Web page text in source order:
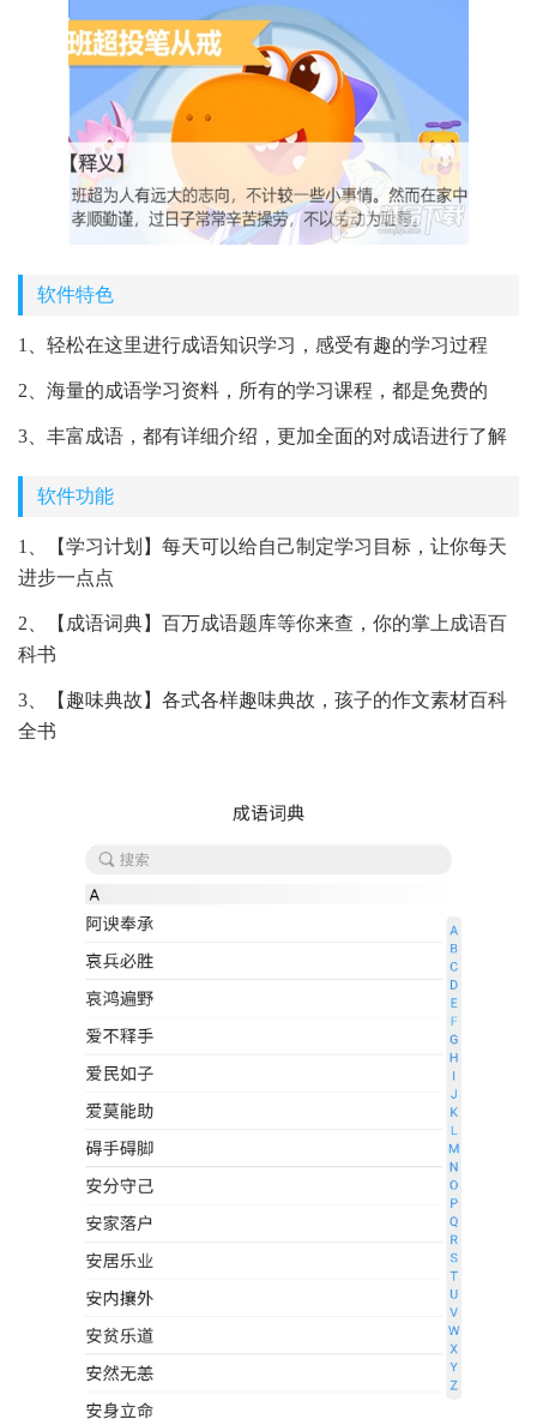
软件特色
1、轻松在这里进行成语知识学习，感受有趣的学习过程
2、海量的成语学习资料，所有的学习课程，都是免费的
3、丰富成语，都有详细介绍，更加全面的对成语进行了解
软件功能
1、【学习计划】每天可以给自己制定学习目标，让你每天
进步一点点
2、【成语词典】百万成语题库等你来查，你的掌上成语百
科书
3、【趣味典故】各式各样趣味典故，孩子的作文素材百科
全书